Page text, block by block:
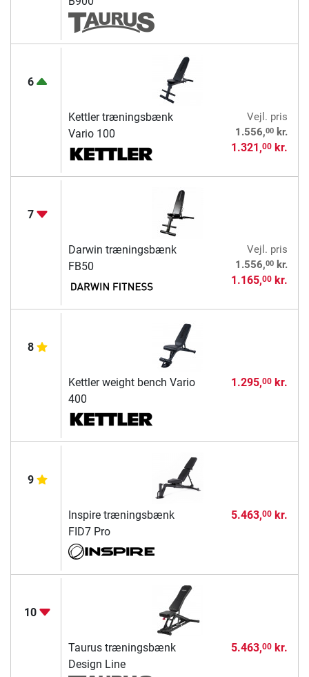
6
Kettler træningsbænk
Vario 100
Vejl. pris
1.556,00kr.
1.321,00kr.
7
Darwin træningsbænk
FB50
Vejl. pris
1.556,00kr.
1.165,00kr.
8
Kettler weight bench Vario
400
1.295,00kr.
9
Inspire træningsbænk
FID7 Pro
5.463,00kr.
10
Taurus træningsbænk
Design Line
5.463,00kr.